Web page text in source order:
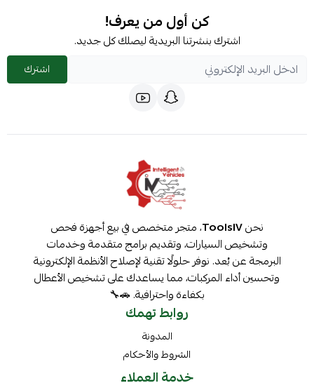
كن أول من يعرف!
اشترك بنشرتنا البريدية ليصلك كل جديد.
اشترك
نحنToolsIV، متجر متخصص في بيع أجهزة فحص
وتشخيص السيارات، وتقديم برامج متقدمة وخدمات
البرمجة عن بُعد. نوفر حلولًا تقنية لإصلاح الأنظمة الإلكترونية
وتحسين أداء المركبات، مما يساعدك على تشخيص الأعطال
بكفاءة واحترافية. 🚗🔧
روابط تهمك
المدونة
الشروط والأحكام
خدمة العملاء